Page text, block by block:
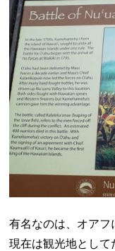
有名なのは、オアフ
現在は観光地とし